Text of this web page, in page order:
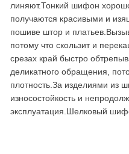
линяют.Тонкий шифон
получаются красивыми и
пошиве штор и
потому что скользит и
срезах край быстро
деликатного обращения,
плотность.За изделиями из
износостойкость и
эксплуатация.Шелковый